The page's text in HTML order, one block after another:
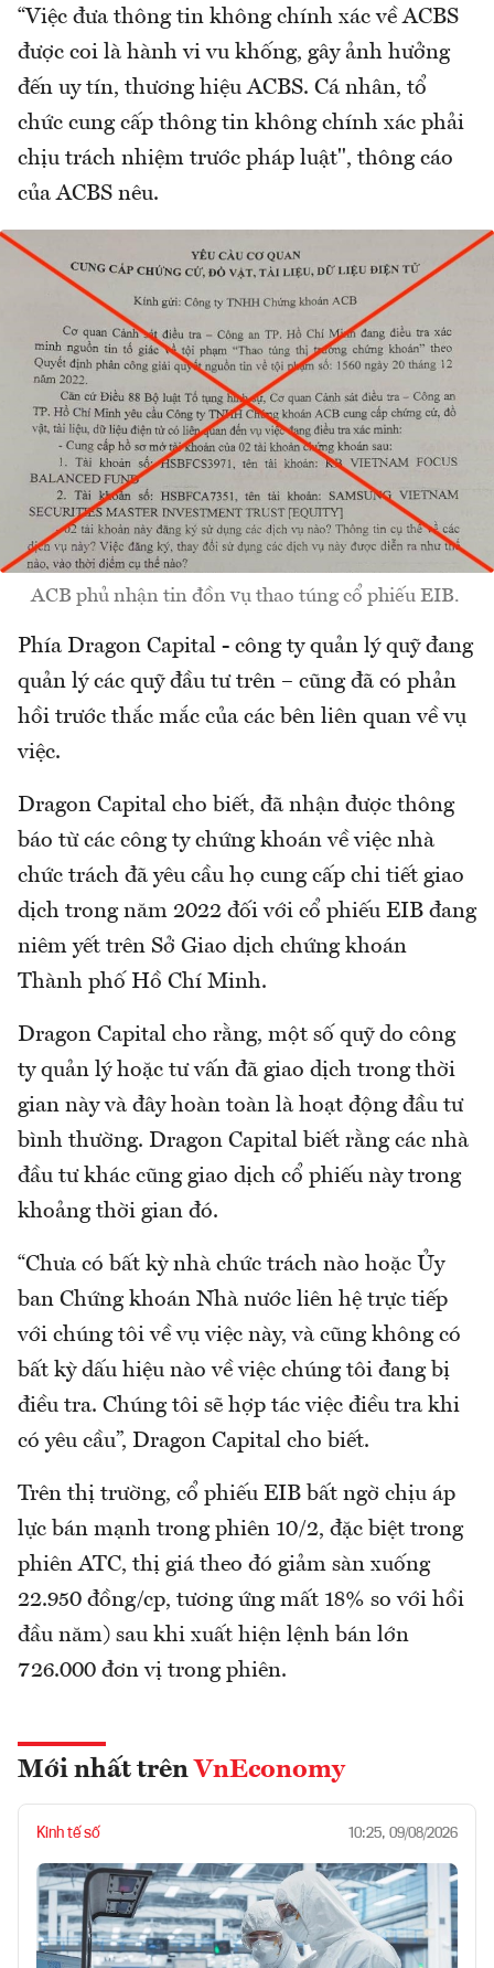
“Việc đưa thông tin không chính xác về ACBS
được coi là hành vi vu khống, gây ảnh hưởng
đến uy tín, thương hiệu ACBS. Cá nhân, tổ
chức cung cấp thông tin không chính xác phải
chịu trách nhiệm trước pháp luật", thông cáo
của ACBS nêu.
ACB phủ nhận tin đồn vụ thao túng cổ phiếu EIB.
Phía Dragon Capital - công ty quản lý quỹ đang
quản lý các quỹ đầu tư trên – cũng đã có phản
hồi trước thắc mắc của các bên liên quan về vụ
việc.
Dragon Capital cho biết, đã nhận được thông
báo từ các công ty chứng khoán về việc nhà
chức trách đã yêu cầu họ cung cấp chi tiết giao
dịch trong năm 2022 đối với cổ phiếu EIB đang
niêm yết trên Sở Giao dịch chứng khoán
Thành phố Hồ Chí Minh.
Dragon Capital cho rằng, một số quỹ do công
ty quản lý hoặc tư vấn đã giao dịch trong thời
gian này và đây hoàn toàn là hoạt động đầu tư
bình thường. Dragon Capital biết rằng các nhà
đầu tư khác cũng giao dịch cổ phiếu này trong
khoảng thời gian đó.
“Chưa có bất kỳ nhà chức trách nào hoặc Ủy
ban Chứng khoán Nhà nước liên hệ trực tiếp
với chúng tôi về vụ việc này, và cũng không có
bất kỳ dấu hiệu nào về việc chúng tôi đang bị
điều tra. Chúng tôi sẽ hợp tác việc điều tra khi
có yêu cầu”, Dragon Capital cho biết.
Trên thị trường, cổ phiếu EIB bất ngờ chịu áp
lực bán mạnh trong phiên 10/2, đặc biệt trong
phiên ATC, thị giá theo đó giảm sàn xuống
22.950 đồng/cp, tương ứng mất 18% so với hồi
đầu năm) sau khi xuất hiện lệnh bán lớn
726.000 đơn vị trong phiên.
Mới nhất trên VnEconomy
Kinh tế số 10:25, 09/08/2026